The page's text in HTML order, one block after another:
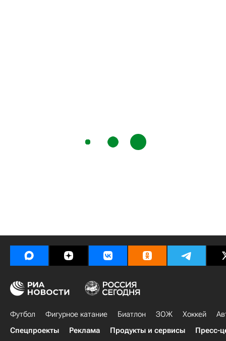
Футбол Фигурное катание Биатлон ЗОЖ Хоккей
Спецпроекты
Реклама Продукты и сервисы Пресс-